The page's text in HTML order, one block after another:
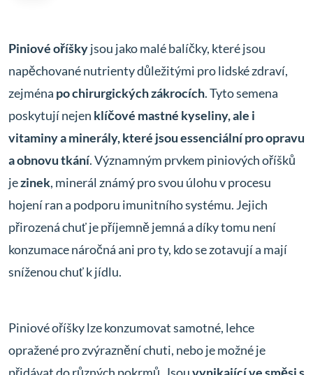
Piniové oříškyjsou jako malé balíčky, které jsou
napěchované nutrienty důležitými pro lidské zdraví,
zejména po chirurgických zákrocích. Tyto semena
poskytují nejen klíčové mastné kyseliny, ale i
vitaminy a minerály, které jsou essenciální pro opravu
a obnovu tkání. Významným prvkem piniových oříšků
jezinek, minerál známý pro svou úlohu v procesu
hojení ran a podporu imunitního systému. Jejich
přirozená chuť je příjemně jemná a díky tomu není
konzumace náročná ani pro ty, kdo se zotavují a mají
sníženou chuť k jídlu.
Piniové oříšky lze konzumovat samotné, lehce
opražené pro zvýraznění chuti, nebo je možné je